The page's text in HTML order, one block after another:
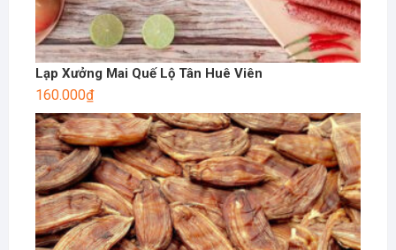
Lạp Xưởng Mai Quế Lộ Tân Huê Viên
160.000₫